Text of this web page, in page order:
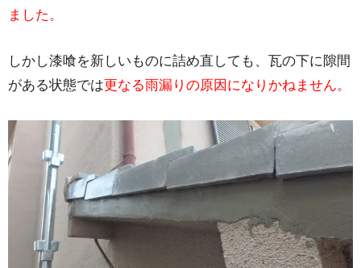
ました。
しかし漆喰を新しいものに詰め直しても、瓦の下に隙間
がある状態では更なる雨漏りの原因になりかねません。